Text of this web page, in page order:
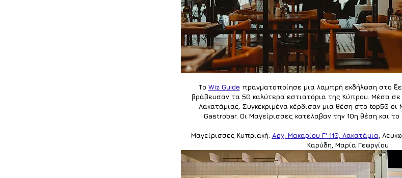
Το Wiz Guide πραγματοποίησε μια λαμπρή εκδήλωση στο
βράβευσαν τα 50 καλύτερα εστιατόρια της Κύπρου. Μέσα σε
Λακατάμιας. Συγκεκριμένα κέρδισαν μια θέση στο top50 οι
Gastrobar. Οι Μαγείρισσες κατέλαβαν την 10η θέση και
Μαγείρισσες Κυπριακή. Αρχ. Μακαρίου Γ' 110, Λακατάμια,
Καρύδη, Μαρία Γεωργίου